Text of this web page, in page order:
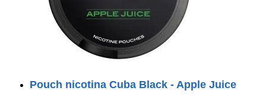
Pouch nicotina Cuba Black - Apple Juice